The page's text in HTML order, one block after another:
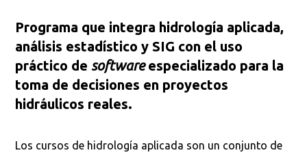
Programa que integra hidrología aplicada,
análisis estadístico y SIG con el uso
práctico desoftwareespecializado para la
toma de decisiones en proyectos
hidráulicos reales.
Los cursos de hidrología aplicada son un conjunto de